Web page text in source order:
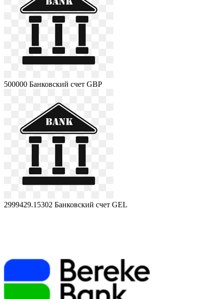
500000 Банковский счет GBP
2999429.15302 Банковский счет GEL